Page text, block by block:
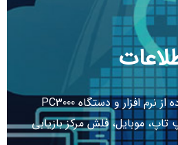
بازیابی اطلاعات با استفاده از نرم افزار و دستگاه‌ PC3000
موبایل، فلش مرکز بازیابی